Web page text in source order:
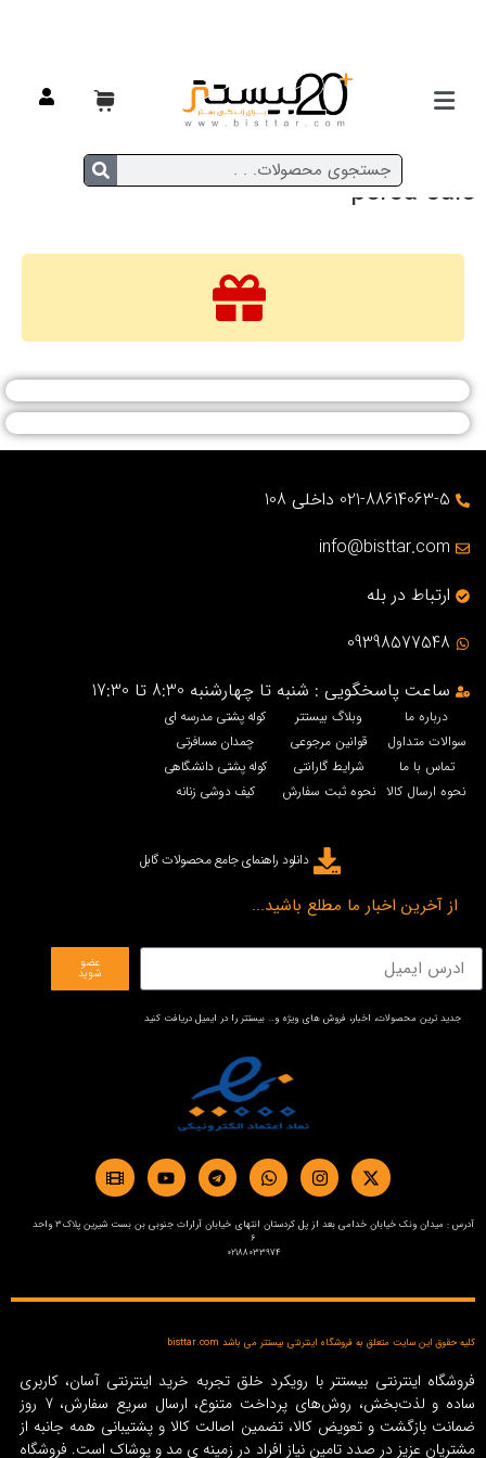
persa-sale
021-88614063-5 داخلی 108
info@bisttar.com
ارتباط در بله
09398577548
ساعت پاسخگویی : شنبه تا چهارشنبه 8:30 تا 17:30
درباره ما
سوالات متداول
تماس با ما
نحوه ارسال کالا
وبلاگ بیستتر
قوانین مرجوعی
شرایط گارانتی
نحوه ثبت سفارش
کوله پشتی مدرسه ای
چمدان مسافرتی
کوله پشتی دانشگاهی
کیف دوشی زنانه
دانلود راهنمای جامع محصولات گابل
از آخرین اخبار ما مطلع باشید...
عضو
شوید
جدید ترین محصولات، اخبار، فروش های ویژه و… بیستتر را در ایمیل دریافت کنید
آدرس : میدان ونک خیابان خدامی بعد از پل کردستان انتهای خیابان آرارات جنوبی بن بست شیرین پلاک3 واحد
6
02188033974
کلیه حقوق این سایت متعلق به فروشگاه اینترنتی بیستتر می باشد bisttar.com
فروشگاه اینترنتی بیستتر با رویکرد خلق تجربه خرید اینترنتی آسان، کاربری
ساده و لذت‌بخش، روش‌های پرداخت متنوع، ارسال سریع سفارش، 7 روز
ضمانت بازگشت و تعویض کالا، تضمین اصالت کالا و پشتیبانی همه جانبه از
مشتریان عزیز در صدد تامین نیاز افراد در زمینه‌ ی مد و پوشاک است. فروشگاه